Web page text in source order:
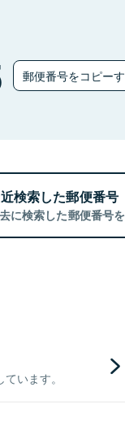
郵便番号をコピー
検索した郵便番号
に検索した郵便番号
います。